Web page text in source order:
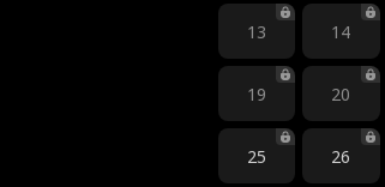
13 14
19 20
25 26